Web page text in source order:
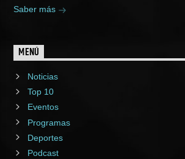
Saber más
MENÚ
Noticias
Top 10
Eventos
Programas
Deportes
Podcast